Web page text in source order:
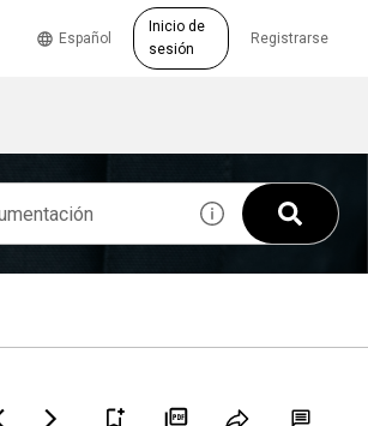
Registrarse
Español
Inicio de
sesión